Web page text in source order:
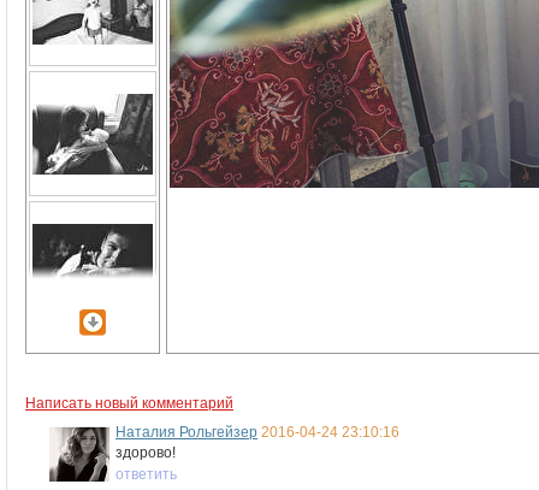
Написать новый комментарий
Наталия Рольгейзер 2016-04-24 23:10:16
здорово!
ответить